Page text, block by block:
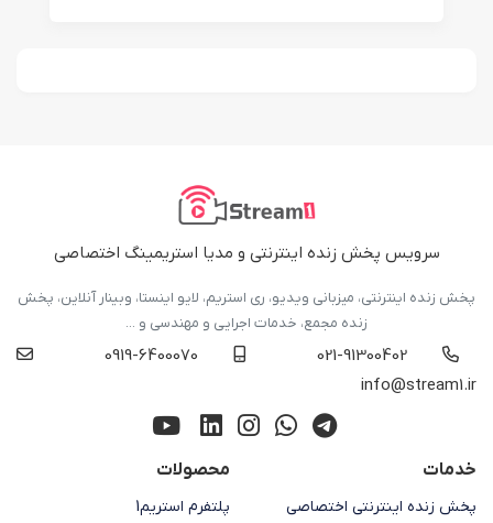
سرویس پخش زنده اینترنتی و مدیا استریمینگ اختصاصی
پخش زنده اینترنتی، میزبانی ویدیو، ری استریم، لایو اینستا، وبینار آنلاین، پخش
زنده مجمع، خدمات اجرایی و مهندسی و ...
021-91300402
0919-6400070
info@stream1.ir
خدمات
پخش زنده اینترنتی اختصاصی
محصولات
پلتفرم استریم1